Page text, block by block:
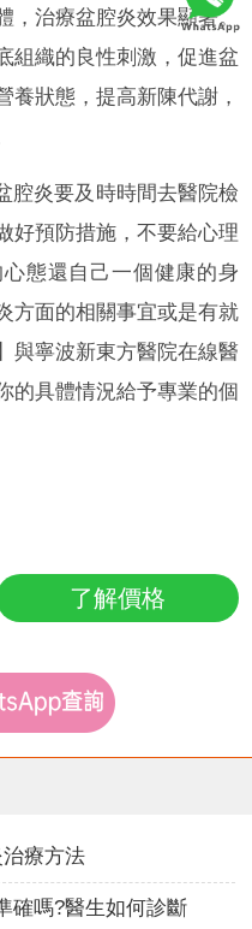
治療盆腔炎效果顯著。
組織的良性刺激，促進盆
養狀態，提高新陳代謝，
腔炎要及時時間去醫院檢
好預防措施，不要給心理
態還自己一個健康的身
方面的相關事宜或是有就
與寧波新東方醫院在線醫
的具體情況給予專業的個
了解價格
療方法
確嗎?醫生如何診斷